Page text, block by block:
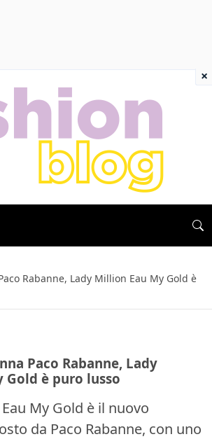
Rabanne, Lady Million Eau My Gold è
Paco Rabanne, Lady
Gold è puro lusso
My Gold è il nuovo
da Paco Rabanne, con uno
×